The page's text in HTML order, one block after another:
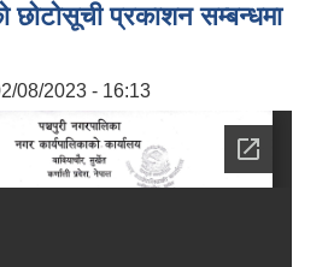
प्रकाशन सम्बन्धमा
08/2023 - 16:13